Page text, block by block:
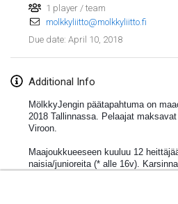
View
1 player / team
molkkyliitto@molkkyliitto.fi
Due date: April 10, 2018
Additional Info
MölkkyJengin päätapahtuma on
2018 Tallinnassa. Pelaajat
Viroon.
Maajoukkueeseen kuuluu 12
naisia/junioreita (* alle 16v).
Suomen maajoukkueeseen,
Faschings-Mölkky
Feb 11, 2018|Germany
Feb 24, 2018
SM HalliMölkky - Finnish
Feb 24, 2018
Tournoi de l'ASSER